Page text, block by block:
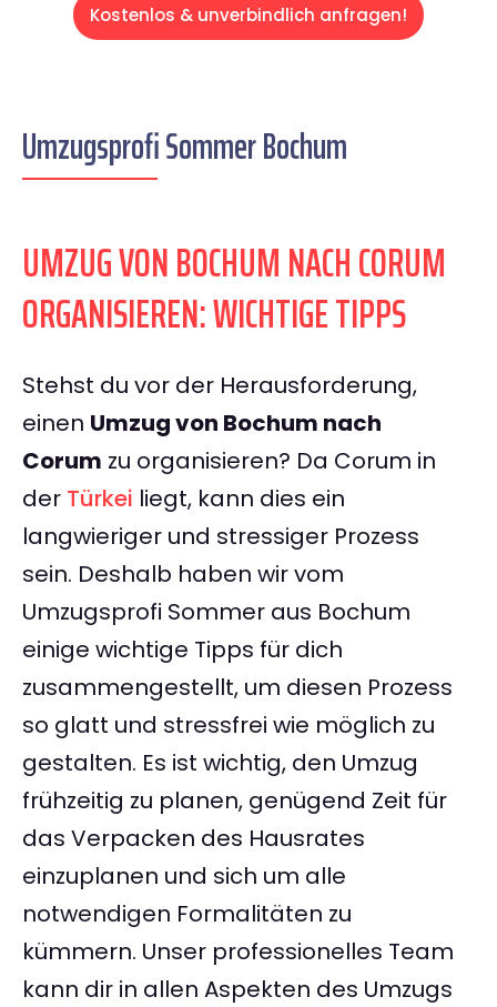
Kostenlos & unverbindlich anfragen!
Umzugsprofi Sommer Bochum
UMZUG VON BOCHUM NACH CORUM
ORGANISIEREN: WICHTIGE TIPPS
Stehst du vor der Herausforderung,
einen Umzug von Bochum nach
Corum zu organisieren? Da Corum in
der Türkei liegt, kann dies ein
langwieriger und stressiger Prozess
sein. Deshalb haben wir vom
Umzugsprofi Sommer aus Bochum
einige wichtige Tipps für dich
zusammengestellt, um diesen Prozess
so glatt und stressfrei wie möglich zu
gestalten. Es ist wichtig, den Umzug
frühzeitig zu planen, genügend Zeit für
das Verpacken des Hausrates
einzuplanen und sich um alle
notwendigen Formalitäten zu
kümmern. Unser professionelles Team
kann dir in allen Aspekten des Umzugs